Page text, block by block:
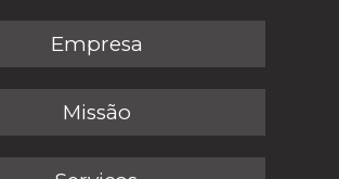
Empresa
Missão